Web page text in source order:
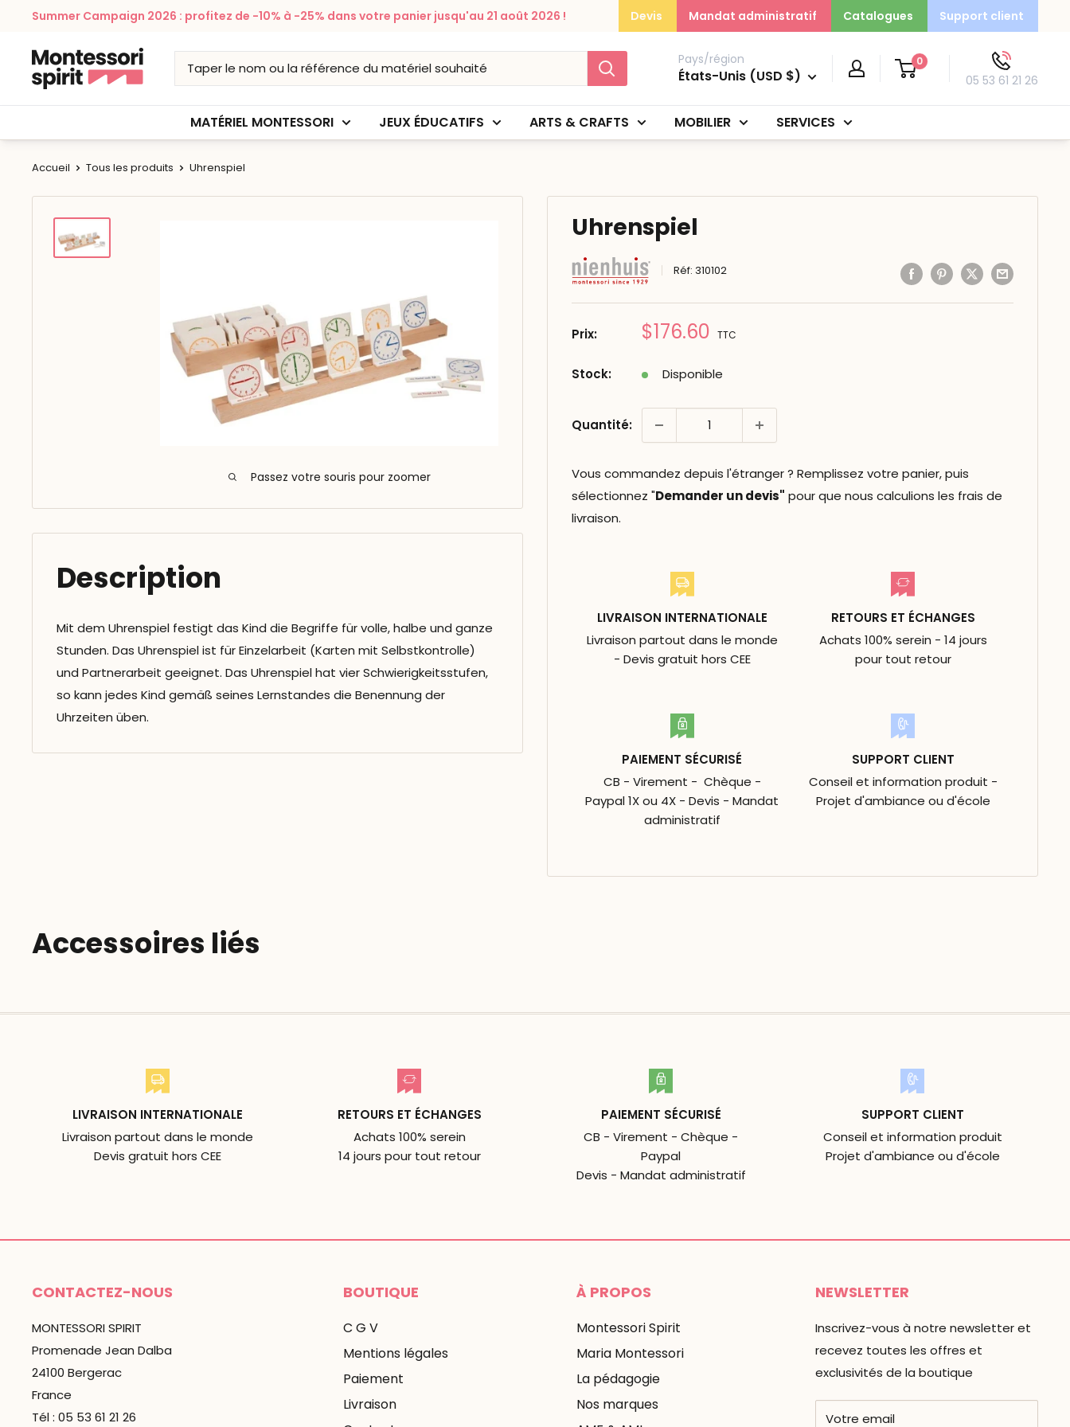
Passer
contenu
Summer Campaign 2026 : profitez de -10% à -25% dans votre panier jusqu'au 21 août 2026 ! Devis Mandat administratif Catalogues Support client
Montessori
Spirit
Pays/région
États-Unis (USD $)
0
05 53 61 21 26
MATÉRIEL MONTESSORI JEUX ÉDUCATIFS ARTS & CRAFTS MOBILIER SERVICES
Accueil Tous les produits Uhrenspiel
Passez votre souris pour zoomer
Uhrenspiel
Réf:310102
Prix: Prix
$176.60 TTC
Stock: Disponible
Quantité:
Vous commandez depuis l'étranger ? Remplissez votre panier, puis
sélectionnez "Demander un devis" pour que nous calculions les frais de
livraison.
LIVRAISON INTERNATIONALE
Livraison partout dans le monde
- Devis gratuit hors CEE
RETOURS ET ÉCHANGES
Achats 100% serein - 14 jours
pour tout retour
PAIEMENT SÉCURISÉ
CB - Virement - Chèque -
Paypal 1X ou 4X - Devis - Mandat
administratif
SUPPORT CLIENT
Conseil et information produit -
Projet d'ambiance ou d'école
Description
Mit dem Uhrenspiel festigt das Kind die Begriffe für volle, halbe und ganze
Stunden. Das Uhrenspiel ist für Einzelarbeit (Karten mit Selbstkontrolle)
und Partnerarbeit geeignet. Das Uhrenspiel hat vier Schwierigkeitsstufen,
so kann jedes Kind gemäß seines Lernstandes die Benennung der
Uhrzeiten üben.
Accessoires liés
LIVRAISON INTERNATIONALE
Livraison partout dans le monde
Devis gratuit hors CEE
RETOURS ET ÉCHANGES
Achats 100% serein
14 jours pour tout retour
PAIEMENT SÉCURISÉ
CB - Virement - Chèque -
Paypal
Devis - Mandat administratif
SUPPORT CLIENT
Conseil et information produit
Projet d'ambiance ou d'école
CONTACTEZ-NOUS
MONTESSORI SPIRIT
Promenade Jean Dalba
24100 Bergerac
France
Tél : 05 53 61 21 26
BOUTIQUE
C G V
Mentions légales
Paiement
Livraison
À PROPOS
Montessori Spirit
Maria Montessori
La pédagogie
Nos marques
NEWSLETTER
Inscrivez-vous à notre newsletter et
recevez toutes les offres et
exclusivités de la boutique
Votre email